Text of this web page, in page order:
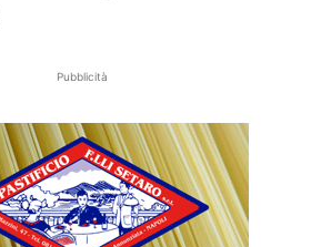
Pubblicità